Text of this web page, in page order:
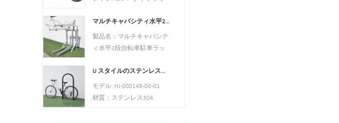
キ/電気研磨
（顧客のニーズに応じて）
色: 黒/シルバー/イエロー/
オプション
スタイル:屋外/屋内
鋼
マルチキャパシティ水平2段自転車駐車ラック
製品名：マルチキャパシテ
ィ水平2段自転車駐車ラッ
材質： 炭素鋼
仕上げ：粉体塗装
ポスト： 80mm * 80mm 厚
U スタイルのステンレス製電気メッキ自転車ラック
モデル: HJ-000148-00-01
材質：ステンレス304